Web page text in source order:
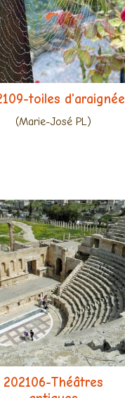
toiles d'araignée
(Marie-José PL)
202106-Théâtres